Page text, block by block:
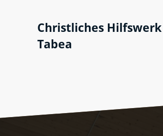
Christliches Hilfswerk
Tabea